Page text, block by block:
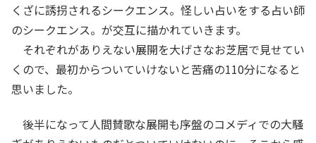
くざに誘拐されるシークエンス。怪しい占いをする占い師
のシークエンス。が交互に描かれていきます。
それぞれがありえない展開を大げさなお芝居で見せてい
くので、最初からついていけないと苦痛の110分になると
思いました。
後半になって人間賛歌な展開も序盤のコメディでの大騒